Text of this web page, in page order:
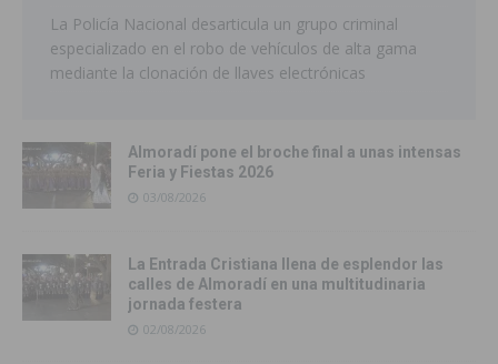
La Policía Nacional desarticula un grupo criminal
especializado en el robo de vehículos de alta gama
mediante la clonación de llaves electrónicas
Almoradí pone el broche final a unas intensas
Feria y Fiestas 2026
03/08/2026
La Entrada Cristiana llena de esplendor las
calles de Almoradí en una multitudinaria
jornada festera
02/08/2026